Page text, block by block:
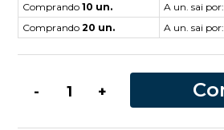
Comprando 10 un. A un. sai por:
Comprando 20 un. A un. sai por:
- +